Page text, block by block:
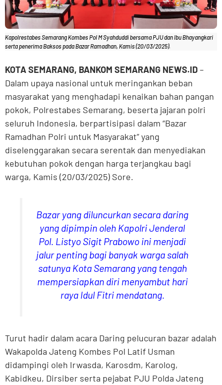
Kapolrestabes Semarang Kombes Pol M Syahduddi bersama PJU dan Ibu Bhayangkari
serta penerima Baksos pada Bazar Ramadhan, Kamis (20/03/2025).
KOTA SEMARANG, BANKOM SEMARANG NEWS.ID–
Dalam upaya nasional untuk meringankan beban
masyarakat yang menghadapi kenaikan bahan pangan
pokok, Polrestabes Semarang, beserta jajaran polri
seluruh Indonesia, berpartisipasi dalam “Bazar
Ramadhan Polri untuk Masyarakat” yang
diselenggarakan secara serentak dan menyediakan
kebutuhan pokok dengan harga terjangkau bagi
warga, Kamis (20/03/2025) Sore.
Bazar yang diluncurkan secara daring
yang dipimpin oleh Kapolri Jenderal
Pol. Listyo Sigit Prabowo ini menjadi
jalur penting bagi banyak warga salah
satunya Kota Semarang yang tengah
mempersiapkan diri menyambut hari
raya Idul Fitri mendatang.
Turut hadir dalam acara Daring pelucuran bazar adalah
Wakapolda Jateng Kombes Pol Latif Usman
didampingi oleh Irwasda, Karosdm, Karolog,
Kabidkeu, Dirsiber serta pejabat PJU Polda Jateng